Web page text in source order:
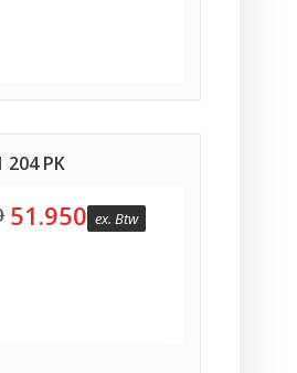
204 PK
51.950 ex. Btw